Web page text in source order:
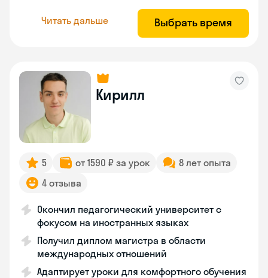
Читать дальше Выбрать время
Кирилл
5 от 1590 ₽ за урок
8 лет опыта
4 отзыва
Окончил педагогический университет с
фокусом на иностранных языках
Получил диплом магистра в области
международных отношений
Адаптирует уроки для комфортного обучения